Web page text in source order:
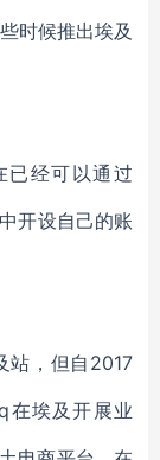
时候推出埃及
已经可以通过
开设自己的账
站，但自 2017
在埃及开展业